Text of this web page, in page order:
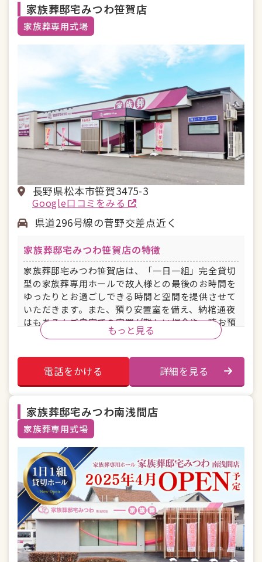
家族葬邸宅みつわ笹賀店
家族葬専用式場
長野県松本市笹賀3475-3
Google口コミをみる
県道296号線の菅野交差点近く
家族葬邸宅みつわ笹賀店の特徴
家族葬邸宅みつわ笹賀店は、「一日一組」完全貸切
型の家族葬専用ホールで故人様との最後のお時間を
ゆったりとお過ごしできる時間と空間を提供させて
いただきます。また、預り安置室を備え、納棺通夜
はもちろんご自宅での安置が難しい場合や一時お預
かりにも対応させていただきます。
駐車場あり
安置室
もっと見る
電話をかける 詳細を見る
家族葬邸宅みつわ南浅間店
家族葬専用式場